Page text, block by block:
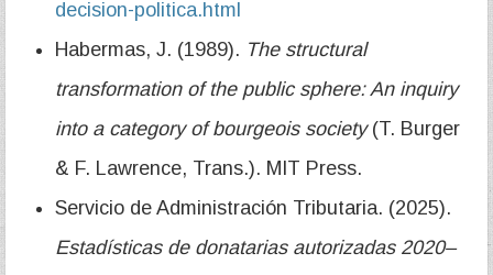
decision-politica.html
Habermas, J. (1989). The structural
transformation of the public sphere: An inquiry
into a category of bourgeois society(T. Burger
& F. Lawrence, Trans.). MIT Press.
Servicio de Administración Tributaria. (2025).
Estadísticas de donatarias autorizadas 2020–